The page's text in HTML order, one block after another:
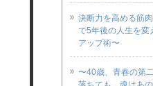
決断力を高める筋
で5年後の人生を変
アップ術〜
〜40歳、青春の第